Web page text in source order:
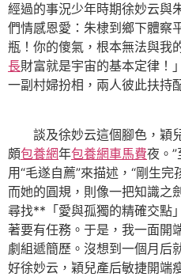
經過的事況少年時期徐妙云與
們情感恩愛：朱棣到鄉下體察
瓶！你的傻氣，根本無法與我
長財富就是宇宙的基本定律！
一副村婦扮相，兩人彼此扶持
談及徐妙云這個腳色，穎兒
頗包養網年包養網車馬費夜。
用“毛遂自薦”來描述，“剛生
而她的圓規，則像一把知識之
尋找**「愛與孤獨的精確交點
著要有任務。于是，我一面開
劇組遞簡歷。沒想到一個月后
好徐妙云，穎兒產后敏捷開端